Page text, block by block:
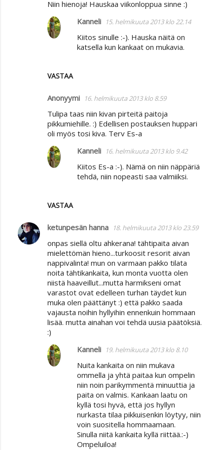
Niin hienoja! Hauskaa viikonloppua sinne :)
VASTAA
Kanneli 15. helmikuuta 2013 klo 22.14
Kiitos sinulle :-). Hauska näitä on
katsella kun kankaat on mukavia.
Anonyymi 16. helmikuuta 2013 klo 8.59
Tulipa taas niin kivan pirteitä paitoja
pikkumiehille. :) Edellisen postauksen huppari
oli myös tosi kiva. Terv Es-a
VASTAA
Kanneli 16. helmikuuta 2013 klo 9.42
Kiitos Es-a :-). Nämä on niin näppäriä
tehdä, niin nopeasti saa valmiiksi.
ketunpesän hanna 18. helmikuuta 2013 klo 23.59
onpas siellä oltu ahkerana! tähtipaita aivan
mielettömän hieno...turkoosit resorit aivan
nappivalinta! mun on varmaan pakko tilata
noita tähtikankaita, kun monta vuotta olen
niistä haaveillut...mutta harmikseni omat
varastot ovat edelleen turhan täydet kun
muka olen päättänyt :) että pakko saada
vajausta noihin hyllyihin ennenkuin hommaan
lisää. mutta ainahan voi tehdä uusia päätöksiä.
:)
Kanneli 19. helmikuuta 2013 klo 8.10
Nuita kankaita on niin mukava
ommella ja yhtä paitaa kun ompelin
niin noin parikymmentä minuuttia ja
paita on valmis. Kankaan laatu on
kyllä tosi hyvä, että jos hyllyn
nurkasta tilaa pikkuisenkin löytyy, niin
voin suositella hommaamaan.
Sinulla niitä kankaita kyllä riittää.:-)
Ompeluiloa!